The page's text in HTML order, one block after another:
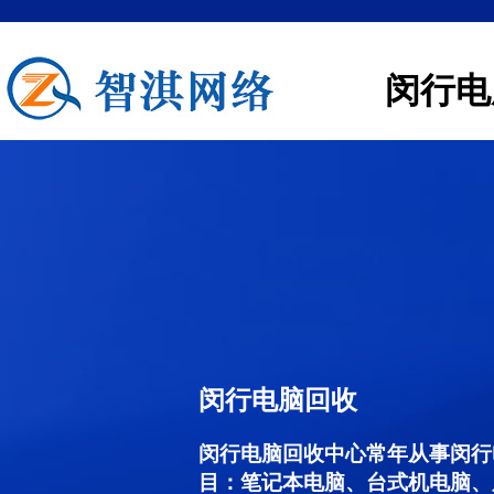
闵行
闵行电脑回收
闵行电脑回收中心常年从事闵
目：笔记本电脑、台式机电脑